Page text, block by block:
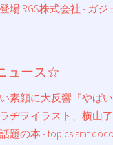
場 RGS株式会社 - ガ
ュース☆
素顔に大反響『やば
ヂヲイラスト、横山
の本 -